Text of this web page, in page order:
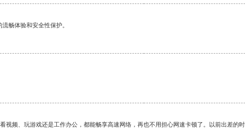
畅体验和安全性保护。
视频、玩游戏还是工作办公，都能畅享高速网络，再也不用担心网速卡顿了。以前出差的